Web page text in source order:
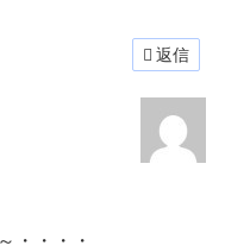
返信
・・・・